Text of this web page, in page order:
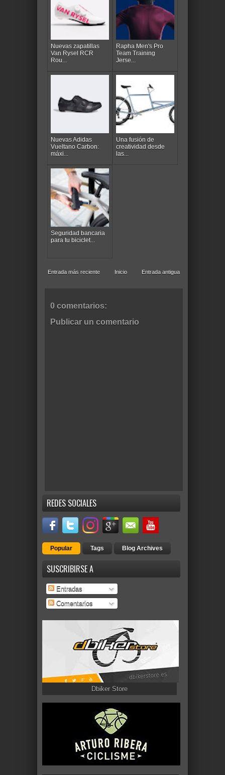
Nuevas zapatillas
Van Rysel RCR
Rou...
Rapha Men's Pro
Team Training
Jerse...
Nuevas Adidas
Vueltano Carbon:
máxi...
Una fusión de
creatividad desde
las...
Seguridad bancaria
para tu biciclet...
Entrada más reciente Entrada antigua
Inicio
0 comentarios:
Publicar un comentario
REDES SOCIALES
Popular Tags Blog Archives
SUSCRIBIRSE A
Entradas
Comentarios
Dbiker Store